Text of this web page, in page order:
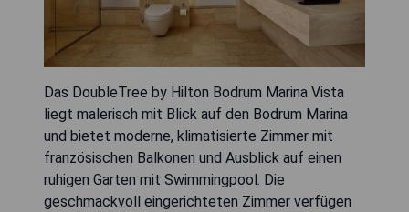
Das DoubleTree by Hilton Bodrum Marina Vista
liegt malerisch mit Blick auf den Bodrum Marina
und bietet moderne, klimatisierte Zimmer mit
französischen Balkonen und Ausblick auf einen
ruhigen Garten mit Swimmingpool. Die
geschmackvoll eingerichteten Zimmer verfügen